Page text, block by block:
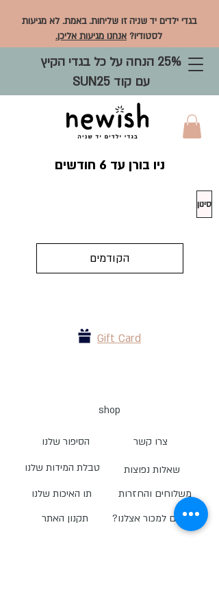
בגדי ילדים יד שניה זו שליחות. באמת. לא מגיעות
לסטודיו? אנחנו מגיעות אליכן.
25% הנחה על כל בגדי הקיץ
עם קוד SUN25
ניו בורן עד 6 חודשים
סינון
הקודמים
Gift Card
shop
צרו קשר
שאלות נפוצות
?רוצים למכור אצלנו תקנון האתר
משלוחים והחזרות
טבלת המידות שלנו
הסיפור שלנו
תו האיכות שלנו